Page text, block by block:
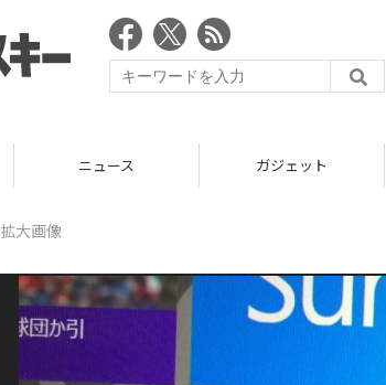
ニュース ガジェット
拡大画像